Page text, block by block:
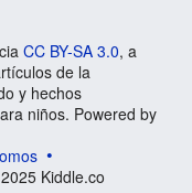
CC BY-SA 3.0, a
de la
y hechos
niños. Powered by
Kiddle.co